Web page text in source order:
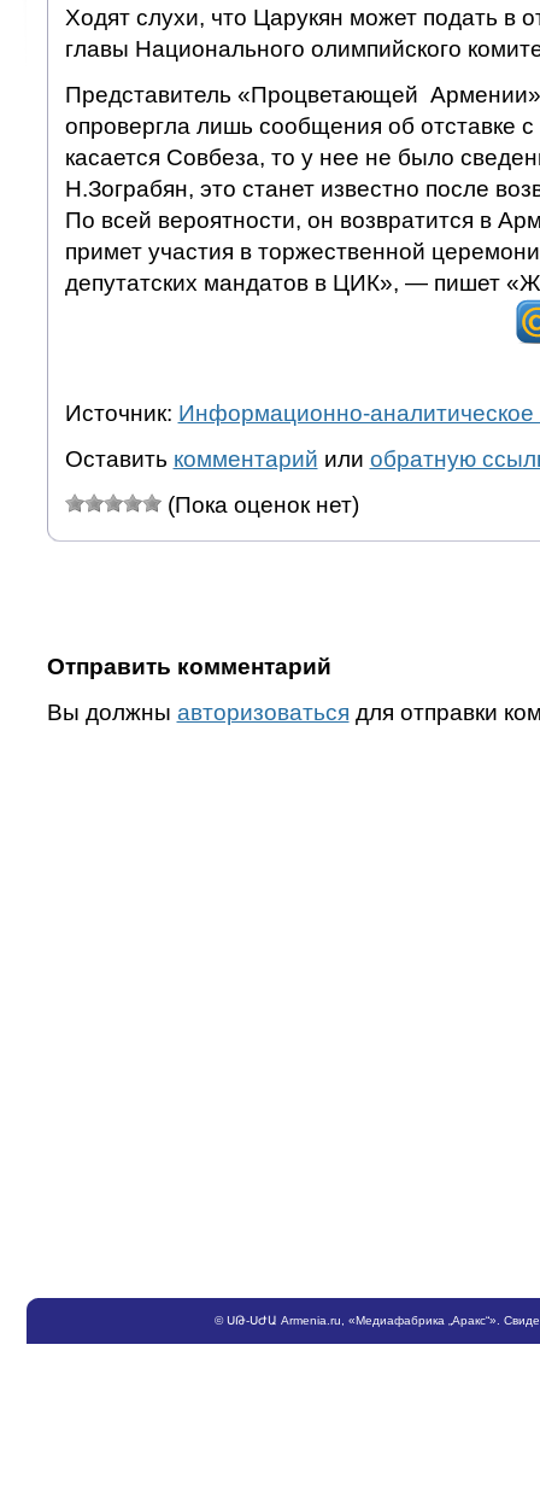
Ходят слухи, что Царукян может подать в
главы Национального олимпийского
Представитель «Процветающей
опровергла лишь сообщения об отставке
касается Совбеза, то у нее не было
Н.Зограбян, это станет известно после
По всей вероятности, он возвратится в
примет участия в торжественной
депутатских мандатов в ЦИК», — пишет
Источник: Информационно-аналитическое
Оставить комментарий или обратную
(Пока оценок нет)
Отправить комментарий
Вы должны авторизоваться для отправки
©ՍԹ-ՍԺԱ Armenia.ru , «Медиафабрика „Аракс“».